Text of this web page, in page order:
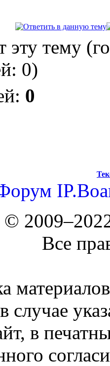
эту тему
0)
0
©
Все
случае
в